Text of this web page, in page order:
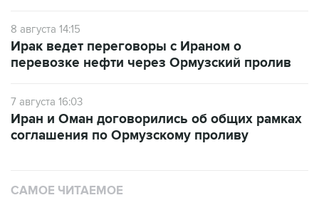
8 августа 14:15
Ирак ведет переговоры с Ираном о
перевозке нефти через Ормузский пролив
7 августа 16:03
Иран и Оман договорились об общих рамках
соглашения по Ормузскому проливу
САМОЕ ЧИТАЕМОЕ